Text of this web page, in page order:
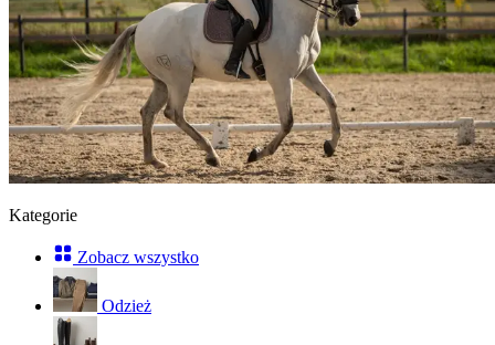
Kategorie
Zobacz wszystko
Odzież